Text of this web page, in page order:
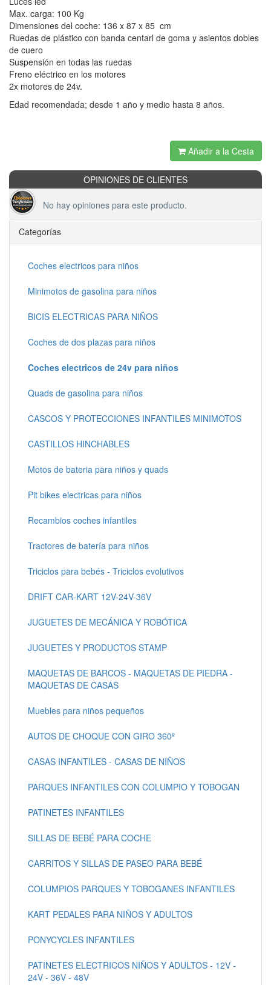
Max. carga: 100 Kg
Dimensiones del coche: 136 x 87 x 85 cm
Ruedas de plástico con banda centarl de goma y asientos dobles
de cuero
Suspensión en todas las ruedas
Freno eléctrico en los motores
2x motores de 24v.
Edad recomendada; desde 1 año y medio hasta 8 años.
Añadir a la Cesta
OPINIONES DE CLIENTES
No hay opiniones para este producto.
Categorías
Coches electricos para niños
Minimotos de gasolina para niños
BICIS ELECTRICAS PARA NIÑOS
Coches de dos plazas para niños
Coches electricos de 24v para niños
Quads de gasolina para niños
CASCOS Y PROTECCIONES INFANTILES MINIMOTOS
CASTILLOS HINCHABLES
Motos de bateria para niños y quads
Pit bikes electricas para niños
Recambios coches infantiles
Tractores de batería para niños
Triciclos para bebés - Triciclos evolutivos
DRIFT CAR-KART 12V-24V-36V
JUGUETES DE MECÁNICA Y ROBÓTICA
JUGUETES Y PRODUCTOS STAMP
MAQUETAS DE BARCOS - MAQUETAS DE PIEDRA -
MAQUETAS DE CASAS
Muebles para niños pequeños
AUTOS DE CHOQUE CON GIRO 360º
CASAS INFANTILES - CASAS DE NIÑOS
PARQUES INFANTILES CON COLUMPIO Y TOBOGAN
PATINETES INFANTILES
SILLAS DE BEBÉ PARA COCHE
CARRITOS Y SILLAS DE PASEO PARA BEBÉ
COLUMPIOS PARQUES Y TOBOGANES INFANTILES
KART PEDALES PARA NIÑOS Y ADULTOS
PONYCYCLES INFANTILES
PATINETES ELECTRICOS NIÑOS Y ADULTOS - 12V -
24V - 36V - 48V